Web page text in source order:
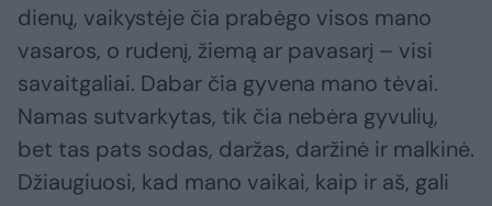
dienų, vaikystėje čia prabėgo visos mano
vasaros, o rudenį, žiemą ar pavasarį – visi
savaitgaliai. Dabar čia gyvena mano tėvai.
Namas sutvarkytas, tik čia nebėra gyvulių,
bet tas pats sodas, daržas, daržinė ir malkinė.
Džiaugiuosi, kad mano vaikai, kaip ir aš, gali